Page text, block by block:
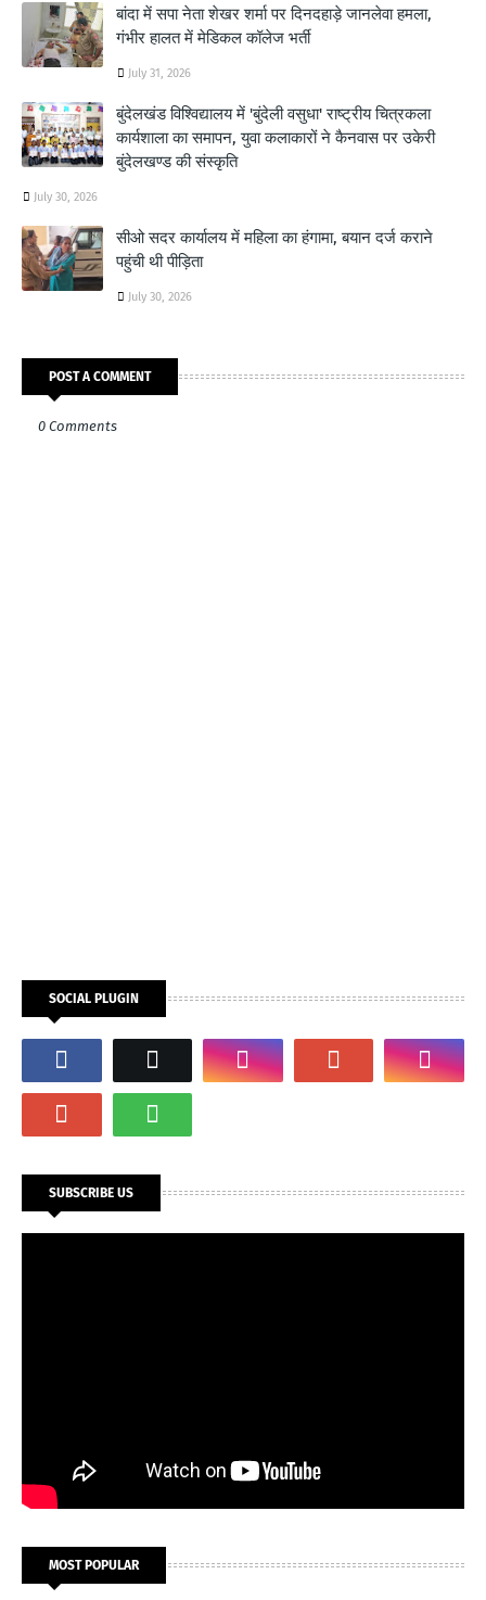
बांदा में सपा नेता शेखर शर्मा पर दिनदहाड़े जानलेवा हमला,
गंभीर हालत में मेडिकल कॉलेज भर्ती
July 31, 2026
बुंदेलखंड विश्विद्यालय में 'बुंदेली वसुधा' राष्ट्रीय चित्रकला
कार्यशाला का समापन, युवा कलाकारों ने कैनवास पर उकेरी
बुंदेलखण्ड की संस्कृति
July 30, 2026
सीओ सदर कार्यालय में महिला का हंगामा, बयान दर्ज कराने
पहुंची थी पीड़िता
July 30, 2026
POST A COMMENT
0 Comments
SOCIAL PLUGIN
SUBSCRIBE US
MOST POPULAR